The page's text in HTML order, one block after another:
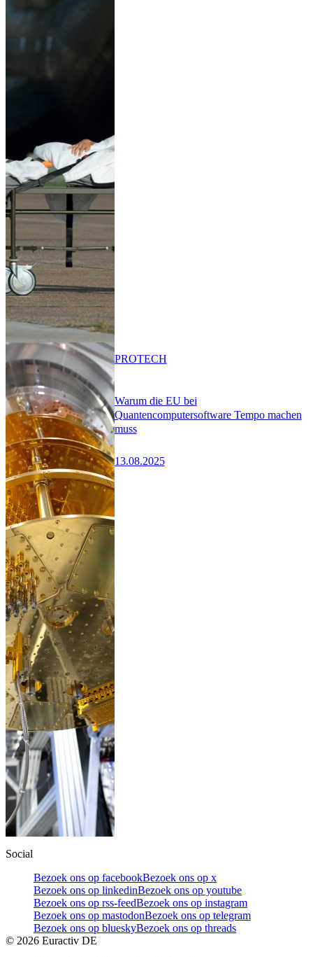
Warum die EU bei
Quantencomputersoftware Tempo machen
muss
13.08.2025
PROTECH
Social
Bezoek ons op facebookBezoek ons op x
Bezoek ons op linkedinBezoek ons op youtube
Bezoek ons op rss-feedBezoek ons op instagram
Bezoek ons op mastodonBezoek ons op telegram
Bezoek ons op blueskyBezoek ons op threads
© 2026 Euractiv DE